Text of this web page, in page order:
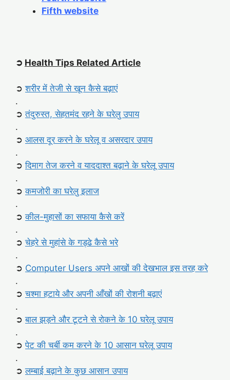
Fifth website
➲ Health Tips Related Article
➲शरीर में तेजी से खून कैसे बढ़ाएं
.
➲तंदुरुस्त, सेहतमंद रहने के घरेलु उपाय
.
➲ आलस दूर करने के घरेलू व असरदार उपाय
.
➲दिमाग तेज करने व याददाश्त बढ़ाने के घरेलू उपाय
.
➲कमजोरी का घरेलु इलाज
.
➲कील-मुहासों का सफाया कैसे करें
.
➲चेहरे से मुहांसे के गड्ढे कैसे भरे
.
➲ Computer Users अपने आखों की देखभाल इस तरह करे
.
➲चश्मा हटाये और अपनी आँखों की रोशनी बढ़ाएं
.
➲बाल झड़ने और टूटने से रोकने के 10 घरेलू उपाय
.
➲पेट की चर्बी कम करने के 10 आसान घरेलू उपाय
.
➲लम्बाई बढ़ाने के कुछ आसान उपाय